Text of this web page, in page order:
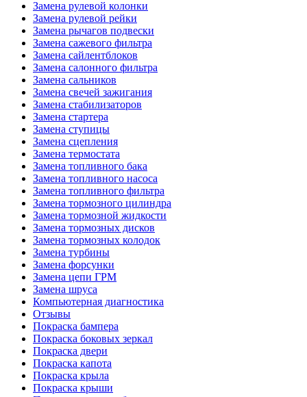
Замена рулевой колонки
Замена рулевой рейки
Замена рычагов подвески
Замена сажевого фильтра
Замена сайлентблоков
Замена салонного фильтра
Замена сальников
Замена свечей зажигания
Замена стабилизаторов
Замена стартера
Замена ступицы
Замена сцепления
Замена термостата
Замена топливного бака
Замена топливного насоса
Замена топливного фильтра
Замена тормозного цилиндра
Замена тормозной жидкости
Замена тормозных дисков
Замена тормозных колодок
Замена турбины
Замена форсунки
Замена цепи ГРМ
Замена шруса
Компьютерная диагностика
Отзывы
Покраска бампера
Покраска боковых зеркал
Покраска двери
Покраска капота
Покраска крыла
Покраска крыши